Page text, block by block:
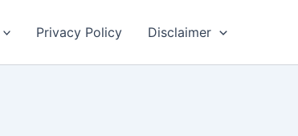
Privacy Policy Disclaimer